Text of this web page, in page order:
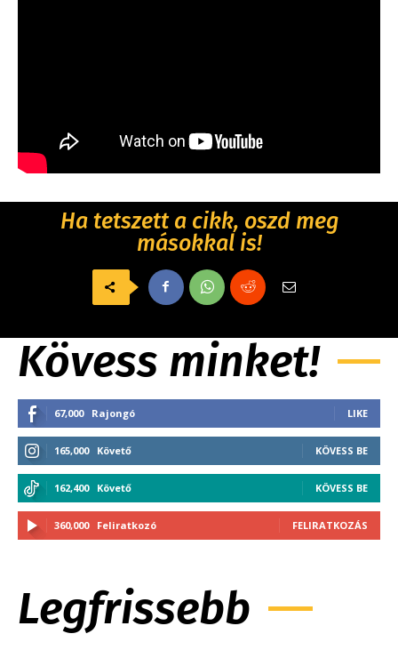
Ha tetszett a cikk, oszd meg
másokkal is!
Kövess minket!
67,000 Rajongó LIKE
165,000 Követő KÖVESS BE
162,400 Követő KÖVESS BE
360,000 Feliratkozó FELIRATKOZÁS
Legfrissebb